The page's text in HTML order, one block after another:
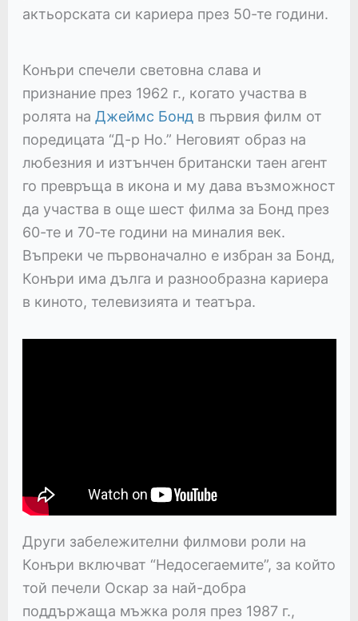
актьорската си кариера през 50-те години.
Конъри спечели световна слава и
признание през 1962 г., когато участва в
ролята на Джеймс Бондв първия филм от
поредицата “Д-р Но.” Неговият образ на
любезния и изтънчен британски таен агент
го превръща в икона и му дава възможност
да участва в още шест филма за Бонд през
60-те и 70-те години на миналия век.
Въпреки че първоначално е избран за Бонд,
Конъри има дълга и разнообразна кариера
в киното, телевизията и театъра.
Други забележителни филмови роли на
Конъри включват “Недосегаемите”, за който
той печели Оскар за най-добра
поддържаща мъжка роля през 1987 г.,